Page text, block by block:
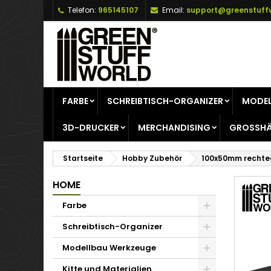
Telefon: 965145107 Email:
FARBE SCHREIBTISCH-ORGANIZER
3D-DRUCKER MERCHANDISING
Startseite Hobby Zubehör 100x50mm
HOME
Farbe
Schreibtisch-Organizer
Modellbau Werkzeuge